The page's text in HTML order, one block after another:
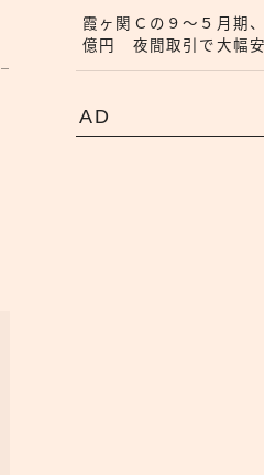
霞ヶ関Ｃの９〜５月期
億円 夜間取引で大幅安
AD